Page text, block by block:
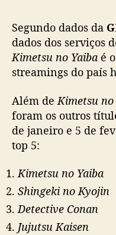
Segundo dados da
dados dos serviços
Kimetsu no Yaiba é
streamings do país
Além deKimetsu no
foram os outros
de janeiro e 5 de
top 5:
Kimetsu no Yaiba
Shingeki no Kyojin
Detective Conan
Jujutsu Kaisen